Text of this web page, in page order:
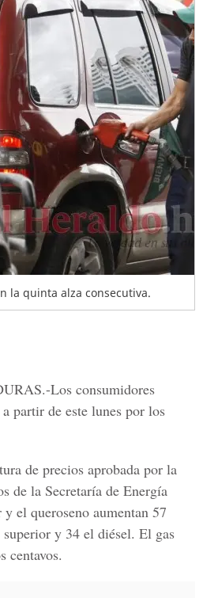
la quinta alza consecutiva.
Los consumidores
partir de este lunes por los
de precios aprobada por la
de la Secretaría de Energía
el queroseno aumentan 57
y 34 el diésel. El gas
centavos.